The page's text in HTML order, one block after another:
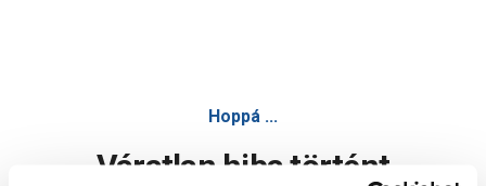
Hoppá ...
Váratlan hiba történt